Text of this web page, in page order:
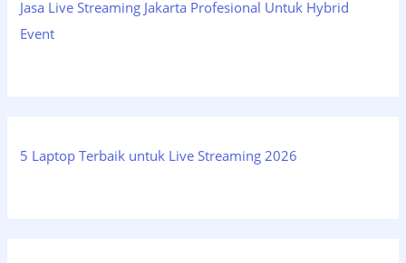
Jasa Live Streaming Jakarta Profesional Untuk Hybrid
Event
5 Laptop Terbaik untuk Live Streaming 2026